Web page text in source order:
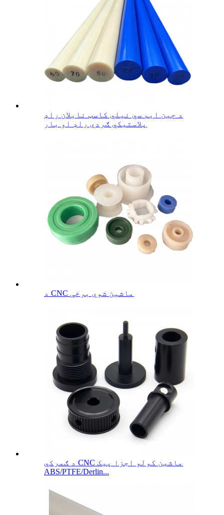
د چین ایم سي نیلي کاسټ نایلان راډ
پلاستيکي ګردي راډ او بار
د CNC ماشین شوي برخې
د ګمرکي CNC ماشین کولو اجزا پیک
ABS/PTFE/Derlin...